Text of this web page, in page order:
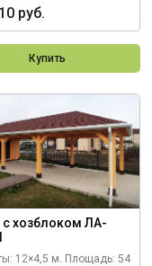
руб.
Купить
с хозблоком ЛА-
12×4,5 м. Площадь: 54